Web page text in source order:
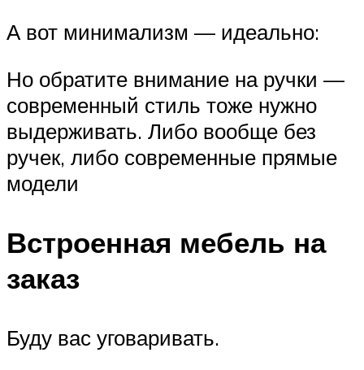
А вот минимализм — идеально:
Но обратите внимание на ручки —
современный стиль тоже нужно
выдерживать. Либо вообще без
ручек, либо современные прямые
модели
Встроенная мебель на
заказ
Буду вас уговаривать.